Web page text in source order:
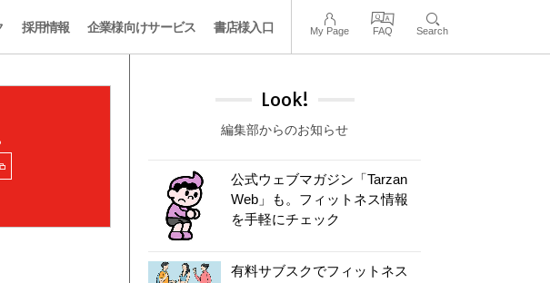
採用情報 企業様向けサービス 書店様入口 My Page FAQ Search
Look!
編集部からのお知らせ
公式ウェブマガジン「Tarzan
Web」も。フィットネス情報
を手軽にチェック
有料サブスクでフィットネス